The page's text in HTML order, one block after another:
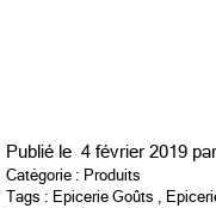
Publié le 4 février 2019 par
Catégorie : Produits
Tags : Epicerie Goûts ,